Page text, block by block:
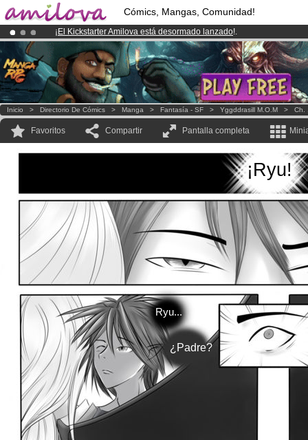
Cómics, Mangas, Comunidad!
¡ El Kickstarter Amilova está desormado lanzado!.
¡Ya tenemos 134393miembrosy 1208Cómics y Mangas!.
¡Conviertete en Premium por3.95 euros al mes!Hazte Premium ya
Inicio > Directorio De Cómics > Manga > Fantasía - SF > Yggddrasill M.O.M > Ch.
Favoritos Compartir Pantalla completa
¡Ryu!
Ryu...
¿Padre?